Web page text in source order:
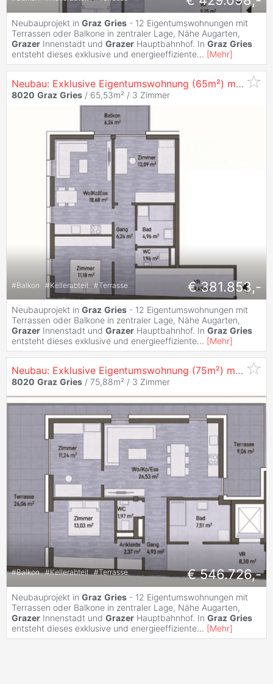
Neubauprojekt in Graz Gries - 12 Eigentumswohnungen mit
Terrassen oder Balkone in zentraler Lage, Nähe Augarten,
Grazer Innenstadt und Grazer Hauptbahnhof. In Graz Gries
entsteht dieses exklusive und energieeffiziente... [Mehr]
Neubau: Exklusive Eigentumswohnung (65m²) mit Balkon in zentraler Lage in
8020 Graz Gries / 65,53m² / 3 Zimmer
#Balkon #Kellerabteil #Terrasse € 381.853,-
Neubauprojekt in Graz Gries - 12 Eigentumswohnungen mit
Terrassen oder Balkone in zentraler Lage, Nähe Augarten,
Grazer Innenstadt und Grazer Hauptbahnhof. In Graz Gries
entsteht dieses exklusive und energieeffiziente... [Mehr]
Neubau: Exklusive Eigentumswohnung (75m²) mit Terrassen in zentraler Lage in
8020 Graz Gries / 75,88m² / 3 Zimmer
#Balkon #Kellerabteil #Terrasse € 546.726,-
Neubauprojekt in Graz Gries - 12 Eigentumswohnungen mit
Terrassen oder Balkone in zentraler Lage, Nähe Augarten,
Grazer Innenstadt und Grazer Hauptbahnhof. In Graz Gries
entsteht dieses exklusive und energieeffiziente... [Mehr]